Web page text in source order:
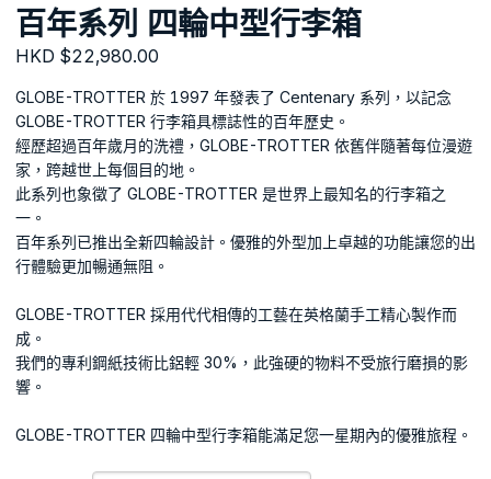
百年系列 四輪中型行李箱
HKD $22,980.00
GLOBE-TROTTER 於 1997 年發表了 Centenary 系列，以記念
GLOBE-TROTTER 行李箱具標誌性的百年歷史。
經歷超過百年歲月的洗禮，GLOBE-TROTTER 依舊伴隨著每位漫遊
家，跨越世上每個目的地。
此系列也象徵了 GLOBE-TROTTER 是世界上最知名的行李箱之
一。
百年系列已推出全新四輪設計。優雅的外型加上卓越的功能讓​您的出
行體驗更加暢通無阻。
GLOBE-TROTTER 採用代代相傳的工藝在英格蘭手工精心製作而
成。
我們的專利鋼紙技術比鋁輕 30%，此強硬的物料不受旅行磨損的影
響。
GLOBE-TROTTER 四輪中型行李箱能滿足您一星期內的優雅旅程。